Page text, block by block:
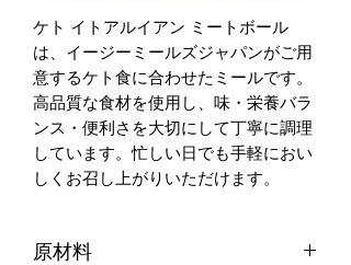
ケト イトアルイアン ミートボール
は、イージーミールズジャパンがご用
意するケト食に合わせたミールです。
高品質な食材を使用し、味・栄養バラ
ンス・便利さを大切にして丁寧に調理
しています。忙しい日でも手軽におい
しくお召し上がりいただけます。
原材料